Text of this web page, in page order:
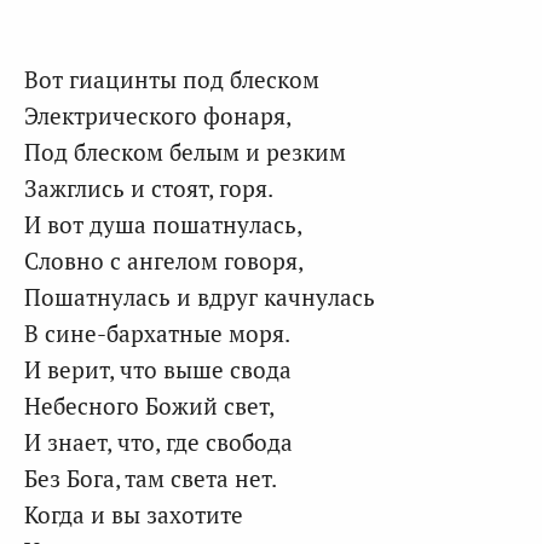
Вот гиацинты под блеском
Электрического фонаря,
Под блеском белым и резким
Зажглись и стоят, горя.
И вот душа пошатнулась,
Словно с ангелом говоря,
Пошатнулась и вдруг качнулась
В сине-бархатные моря.
И верит, что выше свода
Небесного Божий свет,
И знает, что, где свобода
Без Бога, там света нет.
Когда и вы захотите